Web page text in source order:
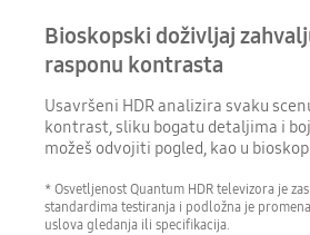
Bioskopski doživljaj
rasponu kontrasta
Usavršeni HDR analizira svaku
kontrast, sliku bogatu detaljima i
možeš odvojiti pogled, kao u
* Osvetljenost Quantum HDR televizora je
standardima testiranja i podložna je
uslova gledanja ili specifikacija.